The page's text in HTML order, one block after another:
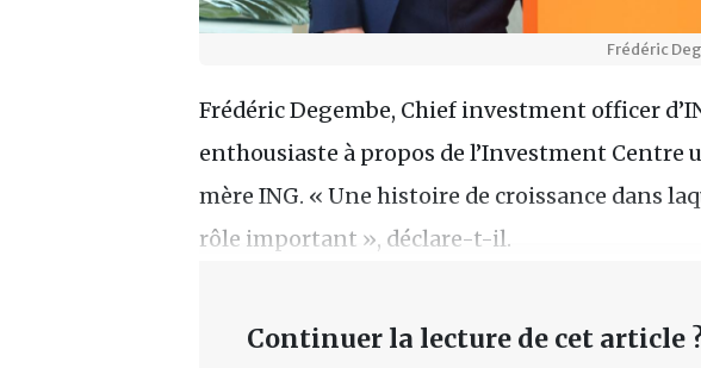
Frédéric
Frédéric Degembe, Chief investment officer
enthousiaste à propos de l’Investment Centre
mère ING. « Une histoire de croissance dans
rôle important », déclare-t-il.
Continuer la lecture de cet article